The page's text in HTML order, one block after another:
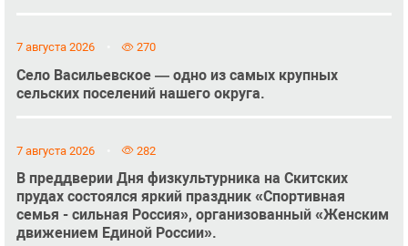
7 августа 2026 270
Село Васильевское — одно из самых крупных
сельских поселений нашего округа.
7 августа 2026 282
В преддверии Дня физкультурника на Скитских
прудах состоялся яркий праздник «Спортивная
семья - сильная Россия», организованный «Женским
движением Единой России».